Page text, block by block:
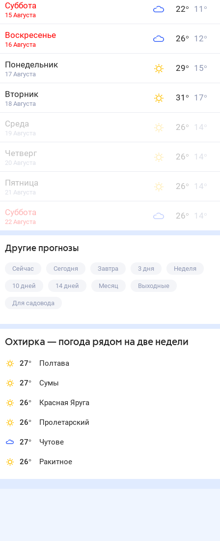
Суббота
15 Августа
22° 11 °
Воскресенье
16 Августа
26° 12°
Понедельник
17 Августа
29° 15°
Вторник
18 Августа
31 ° 17°
Среда
19 Августа
26° 14°
Четверг
20 Августа
26° 14°
Пятница
21 Августа
26° 14°
Суббота
22 Августа
26° 14°
Другие прогнозы
Сейчас Сегодня Завтра 3 дня Неделя
10 дней 14 дней Месяц Выходные
Для садовода
Охтирка — погода рядом на две недели
27° Полтава
27° Сумы
26° Красная Яруга
26° Пролетарский
27° Чутове
26° Ракитное